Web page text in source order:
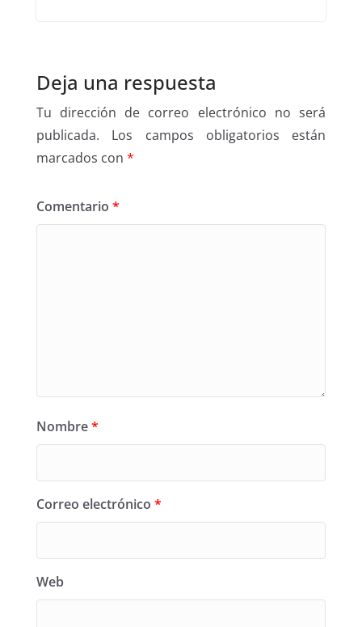
Deja una respuesta
Tu dirección de correo electrónico no será
publicada.
Los campos obligatorios están
marcados con *
Comentario *
Nombre*
Correo electrónico *
Web